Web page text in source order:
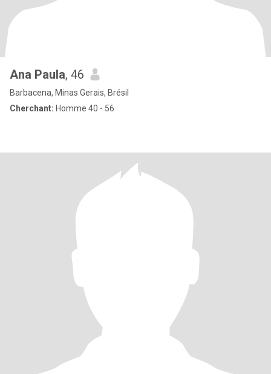
Ana Paula, 46
Barbacena, Minas Gerais, Brésil
Cherchant: Homme 40 - 56